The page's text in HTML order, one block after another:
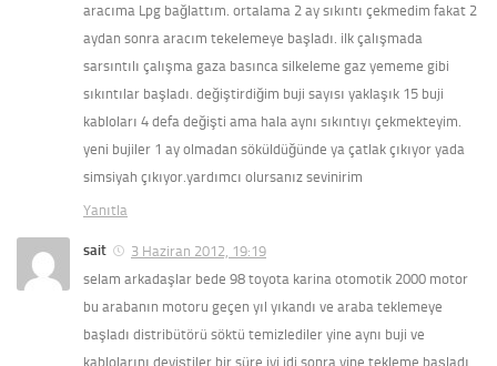
aracıma Lpg bağlattım. ortalama 2 ay sıkıntı çekmedim fakat 2
aydan sonra aracım tekelemeye başladı. ilk çalışmada
sarsıntılı çalışma gaza basınca silkeleme gaz yememe gibi
sıkıntılar başladı. değiştirdiğim buji sayısı yaklaşık 15 buji
kabloları 4 defa değişti ama hala aynı sıkıntıyı çekmekteyim.
yeni bujiler 1 ay olmadan söküldüğünde ya çatlak çıkıyor yada
simsiyah çıkıyor.yardımcı olursanız sevinirim
Yanıtla
sait
3 Haziran 2012, 19:19
selam arkadaşlar bede 98 toyota karina otomotik 2000 motor
bu arabanın motoru geçen yıl yıkandı ve araba teklemeye
başladı distribütörü söktü temizlediler yine aynı buji ve
kablolarını deyiştiler bir süre iyi idi sonra yine tekleme başladı